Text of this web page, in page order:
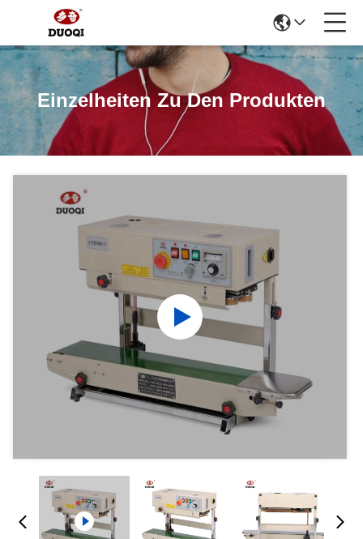
Einzelheiten Zu Den Produkten